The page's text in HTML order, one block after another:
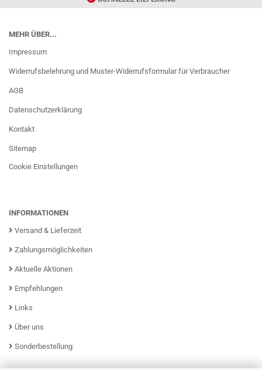
MEHR ÜBER...
Impressum
Widerrufsbelehrung und Muster-Widerrufsformular für Verbraucher
AGB
Datenschutzerklärung
Kontakt
Sitemap
Cookie Einstellungen
INFORMATIONEN
Versand & Lieferzeit
Zahlungsmöglichkeiten
Aktuelle Aktionen
Empfehlungen
Links
Über uns
Sonderbestellung